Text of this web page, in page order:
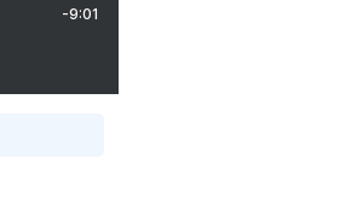
-9:01